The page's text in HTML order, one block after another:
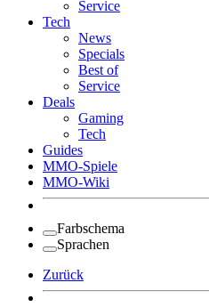
Service
Tech
News
Specials
Best of
Service
Deals
Gaming
Tech
Guides
MMO-Spiele
MMO-Wiki
Farbschema
Sprachen
Zurück